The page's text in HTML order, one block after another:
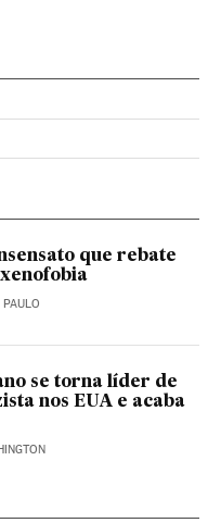
Facebook
que rebate
PAULO
se torna líder de
nos EUA e acaba